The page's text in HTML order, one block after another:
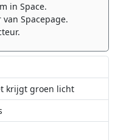
in Space.
Spacepage.
krijgt groen licht